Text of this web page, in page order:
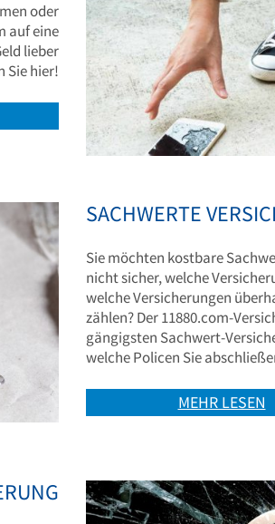
oder
auf eine
lieber
Sie hier!
SACHWERTE
Sie möchten kostbare
nicht sicher, welche
welche Versicherungen
zählen? Der 11880.com-
gängigsten Sachwert-
welche Policen Sie
MEHR LESEN